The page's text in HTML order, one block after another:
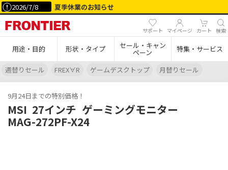
2026/7/8 夏季休業のお知らせ
サポート マイページ カート 検索
用途・目的 形状・タイプ セール・キャン
ペーン 特集・サービス
週替りセール FREX∀R ゲームデスクトップ 月替りセール
MSI 27インチ ゲーミングモニター
MAG-272PF-X24
9月24日までの特別価格！